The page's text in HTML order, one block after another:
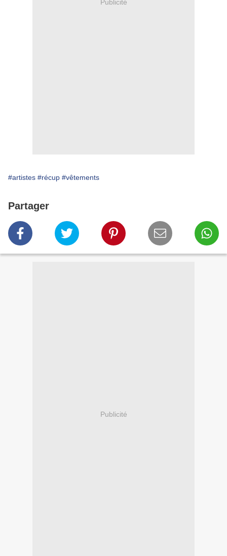
Publicité
#artistes #récup #vêtements
Partager
Publicité